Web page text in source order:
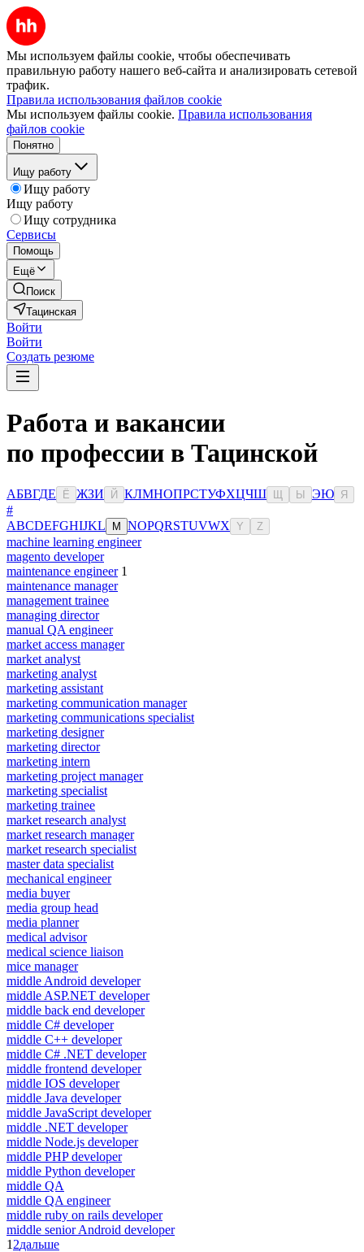
Мы используем файлы cookie, чтобы обеспечивать
правильную работу нашего веб-сайта и анализировать сетевой
трафик.
Правила использования файлов cookie
Мы используем файлы cookie. Правила использования
файлов cookie
Понятно
Ищу работу
Ищу работу
Ищу работу
Ищу сотрудника
Сервисы
Помощь
Ещё
Поиск
Тацинская
Войти
Войти
Создать резюме
Работа и вакансии
по профессии в Тацинской
АБВГДЕ Ё ЖЗИ Й КЛМНОПРСТУФХЦЧШ Ы ЭЮ Я
#
ABCDEFGHIJKL M NOPQRSTUVWX Y Z
machine learning engineer
magento developer
maintenance engineer 1
maintenance manager
management trainee
managing director
manual QA engineer
market access manager
market analyst
marketing analyst
marketing assistant
marketing communication manager
marketing communications specialist
marketing designer
marketing director
marketing intern
marketing project manager
marketing specialist
marketing trainee
market research analyst
market research manager
market research specialist
master data specialist
mechanical engineer
media buyer
media group head
media planner
medical advisor
medical science liaison
mice manager
middle Android developer
middle ASP.NET developer
middle back end developer
middle C# developer
middle C++ developer
middle C# .NET developer
middle frontend developer
middle IOS developer
middle Java developer
middle JavaScript developer
middle .NET developer
middle Node.js developer
middle PHP developer
middle Python developer
middle QA
middle QA engineer
middle ruby on rails developer
middle senior Android developer
1 2дальше